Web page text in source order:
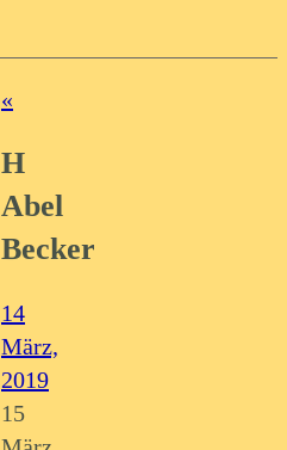
«
H
Abel
Becker
14
März,
2019
15